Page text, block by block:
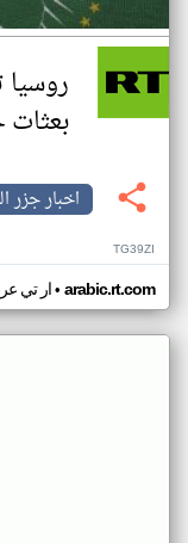
بعثات
اخبار جزر
TG39ZI
ار تي• arabic.rt.com